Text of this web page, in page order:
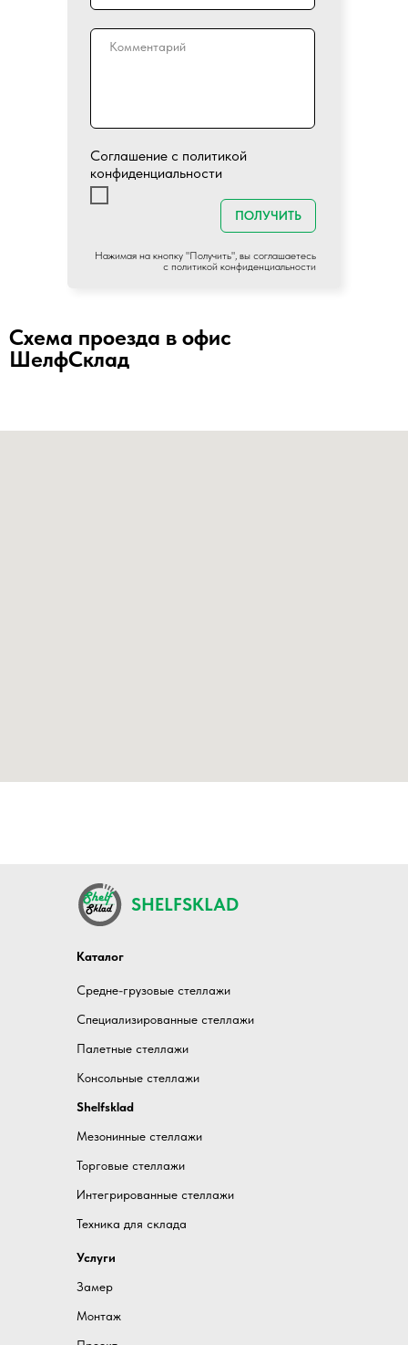
Нажимая на кнопку "Получить", вы соглашаетесь
c политикой конфиденциальности
Соглашение с политикой
конфиденциальности
ПОЛУЧИТЬ
Схема проезда в офис
ШелфСклад
Услуги
Замер
Монтаж
Интегрированные стеллажи
Техника для склада
Торговые стеллажи
Мезонинные стеллажи
Консольные стеллажи
Палетные стеллажи
Специализированные стеллажи
Средне-грузовые стеллажи
Shelfsklad
SHELFSKLAD
Каталог